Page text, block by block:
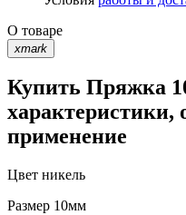
О товаре
xmark
Купить Пряжка
характеристики,
применение
Цвет никель
Размер 10мм